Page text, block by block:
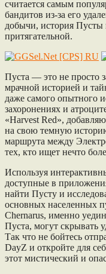
считается самым
бандитов из-за его
добычи, история Пусты
притягательной.
Пуста — это не просто
мрачной историей и
даже самого опытного
захоронениях и
«Harvest Red»,
на свою темную
маршрута между
тех, кто ищет нечто
Используя
доступные в
найти Пусту и
основных населенных
Chernarus, именно
Пуста, могут скрывать
Так что не бойтесь
DayZ и откройте для
этот мистический и